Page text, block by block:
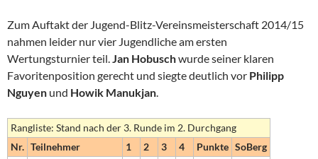
Zum Auftakt der Jugend-Blitz-Vereinsmeisterschaft 2014/15
nahmen leider nur vier Jugendliche am ersten
Wertungsturnier teil.Jan Hobuschwurde seiner klaren
Favoritenposition gerecht und siegte deutlich vor Philipp
Nguyen und Howik Manukjan.
Rangliste: Stand nach der 3. Runde im 2. Durchgang
Nr. Teilnehmer 1 2 3 4 Punkte SoBerg